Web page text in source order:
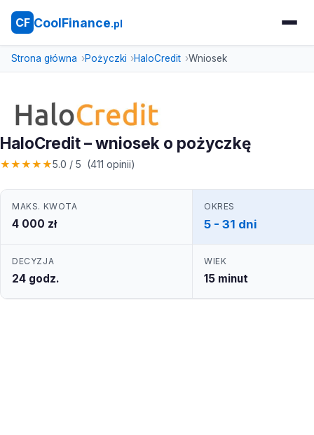
CF CoolFinance.pl
Strona główna Pożyczki HaloCredit Wniosek
HaloCredit – wniosek o pożyczkę
★★★★★5.0 / 5 (411 opinii)
MAKS. KWOTA
4 000 zł
OKRES
5 - 31 dni
DECYZJA
24 godz.
WIEK
15 minut